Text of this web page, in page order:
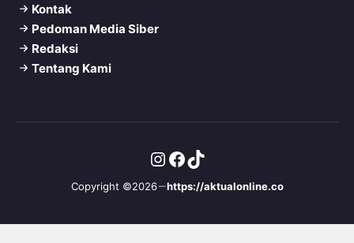
Kontak
Pedoman Media Siber
Redaksi
Tentang Kami
Copyright ©2026 https://aktualonline.co
Instagram
Facebook
TikTok